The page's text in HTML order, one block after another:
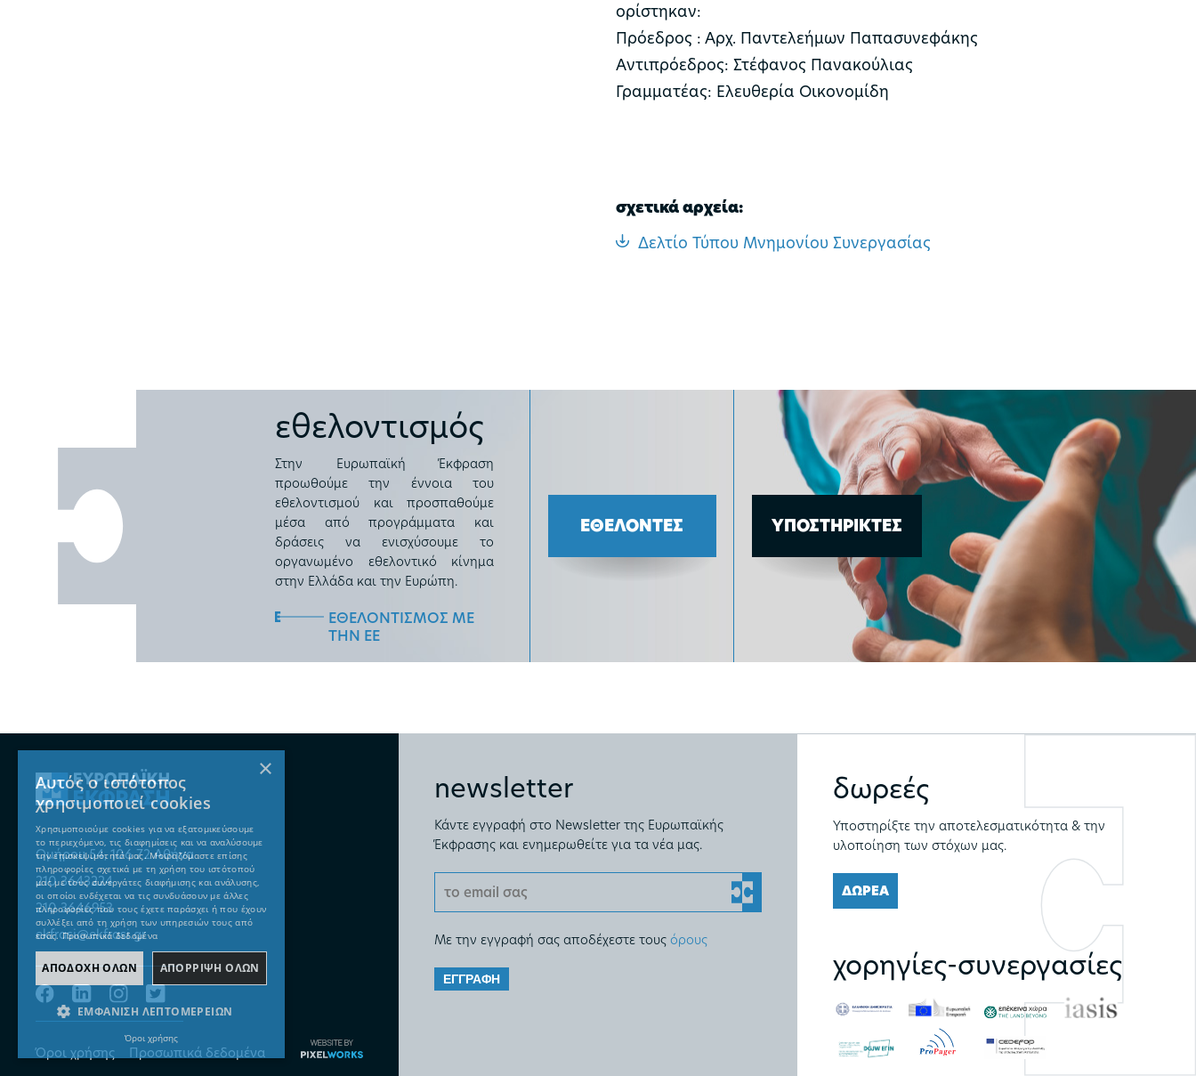
ορίστηκαν:
Πρόεδρος : Αρχ. Παντελεήμων Παπασυνεφάκης
Αντιπρόεδρος: Στέφανος Πανακούλιας
Γραμματέας: Ελευθερία Οικονομίδη
σχετικά αρχεία:
Δελτίο Τύπου Μνημονίου Συνεργασίας
εθελοντισμός
Στην Ευρωπαϊκή Έκφραση
προωθούμε την έννοια του
εθελοντισμού και προσπαθούμε
μέσα από προγράμματα και
δράσεις να ενισχύσουμε το
οργανωμένο εθελοντικό κίνημα
στην Ελλάδα και την Ευρώπη.
ΕΘΕΛΟΝΤΙΣΜΟΣ ΜΕ
ΤΗΝ ΕΕ
ΕΘΕΛΟΝΤΕΣ ΥΠΟΣΤΗΡΙΚΤΕΣ
Ομήρου 54, 106 72 Αθήνα
210 3643224
210 3646953
ekfrasi@ekfrasi.gr
Όροι χρήσης Προσωπικά δεδομένα
newsletter
Κάντε εγγραφή στο Newsletter της Ευρωπαϊκής
Έκφρασης και ενημερωθείτε για τα νέα μας.
Με την εγγραφή σας αποδέχεστε τους όρους
ΕΓΓΡΑΦΗ
δωρεές
Υποστηρίξτε την αποτελεσματικότητα & την
υλοποίηση των στόχων μας.
ΔΩΡΕΑ
χορηγίες-συνεργασίες
×
Αυτός ο ιστότοπος
χρησιμοποιεί cookies
Χρησιμοποιούμε cookies για να εξατομικεύσουμε
το περιεχόμενο, τις διαφημίσεις και να αναλύσουμε
την επισκεψιμότητά μας. Μοιραζόμαστε επίσης
πληροφορίες σχετικά με τη χρήση του ιστότοπού
μας με τους συνεργάτες διαφήμισης και ανάλυσης,
οι οποίοι ενδέχεται να τις συνδυάσουν με άλλες
πληροφορίες που τους έχετε παράσχει ή που έχουν
συλλέξει από τη χρήση των υπηρεσιών τους από
εσάς.Προσωπικά δεδομένα
ΑΠΟΔΟΧΗ ΟΛΩΝ ΑΠΟΡΡΙΨΗ ΟΛΩΝ
ΕΜΦΑΝΙΣΗ ΛΕΠΤΟΜΕΡΕΙΩΝ
Όροι χρήσης